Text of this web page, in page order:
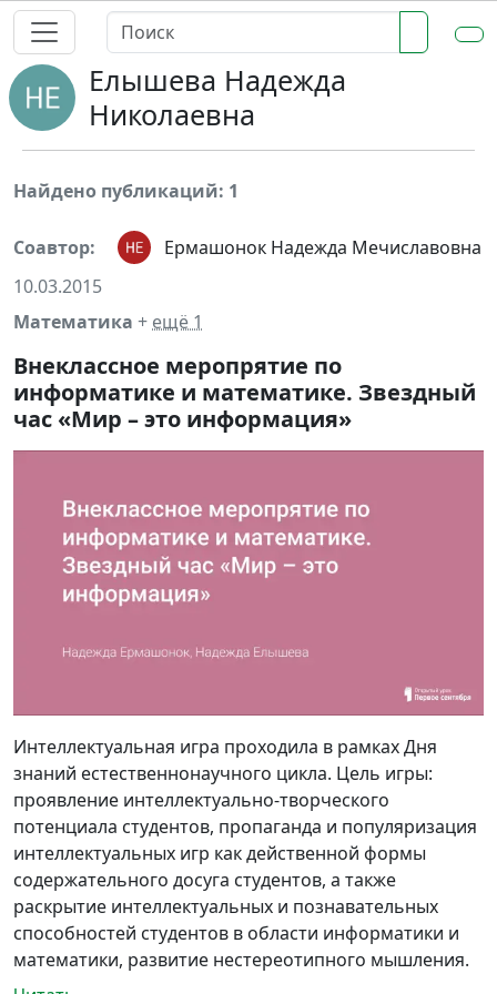
Елышева Надежда
Николаевна
Найдено публикаций: 1
Соавтор:
Ермашонок Надежда Мечиславовна
10.03.2015
Математика + ещё 1
Внеклассное меропрятие по
информатике и математике. Звездный
час «Мир – это информация»
Интеллектуальная игра проходила в рамках Дня
знаний естественнонаучного цикла. Цель игры:
проявление интеллектуально-творческого
потенциала студентов, пропаганда и популяризация
интеллектуальных игр как действенной формы
содержательного досуга студентов, а также
раскрытие интеллектуальных и познавательных
способностей студентов в области информатики и
математики, развитие нестереотипного мышления.